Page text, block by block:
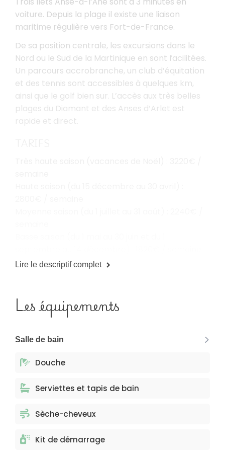
voiture. Depuis la plage il existe une liaison
maritime régulière vers Fort-de-France.
De sa position centrale, les excursions dans le
Nord ou le Sud de la Martinique en sont facilitées.
Un parcours accrobranche, un club d’équitation
et des tennis sont accessibles à quelques km,
ainsi que le golf bien sur. L’accès aux très belles
plages du Diamant et des Anses d’Arlet est
rapide et direct.
Lire le descriptif complet
Les équipements
Salle de bain
Douche
Serviettes et tapis de bain
Sèche-cheveux
Kit de démarrage